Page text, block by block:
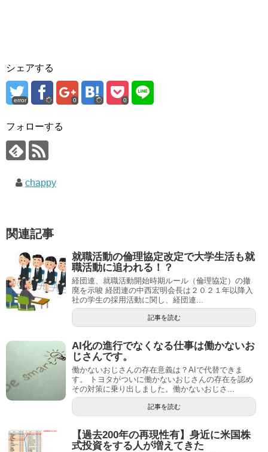
シェアする
error 0 0
フォローする
chappy
関連記事
就職活動の倫理協定改定で大学生活も就
職活動に追われる！？
経団連、就職活動開始時期ルール（倫理協定）の撤
廃を示唆 経団連の中西宏明会長は２０２１年以降入
社の学生の採用活動に関し、経団連...
記事を読む
AI化の進行でなくなる仕事は働かないお
じさんです。
働かないおじさんの存在意義は？AIで代替できま
す。 トヨタがついに働かないおじさんの存在を認め
その対策に乗り出しました。働かないおじさ...
記事を読む
【過去200年の再現性有】身近に米国株
式投資をする人が増えてきた